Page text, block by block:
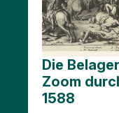
Die
Zoom
1588